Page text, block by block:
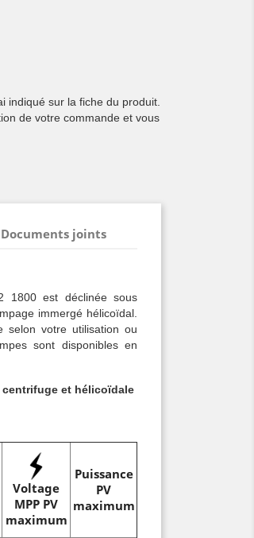
indiqué sur la fiche du produit.
de votre commande et vous
Documents joints
1800 est déclinée sous
immergé hélicoïdal.
selon votre utilisation ou
sont disponibles en
et hélicoïdale
Voltage
MPP PV
maximum
Puissance
PV
maximum